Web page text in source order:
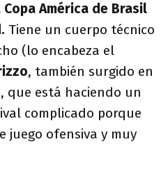
América de Brasil
Tiene un cuerpo técnico
(lo encabeza el
, también surgido en
que está haciendo un
complicado porque
juego ofensiva y muy